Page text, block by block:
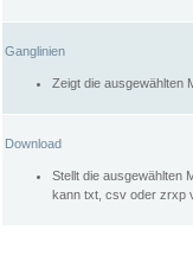
Ganglinien
Zeigt die ausgewählten
Download
Stellt die ausgewählten
kann txt, csv oder zrxp